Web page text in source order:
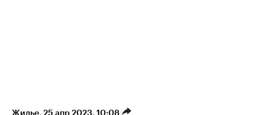
Жилье⁠, 25 апр 2023, 10:08